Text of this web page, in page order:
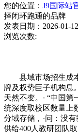
您的位置： J9国际站
择闭环跑通的品牌
发表日期：2026-01-
浏览次数:
县域市场招生成本
牌及权势巨子机构息
天然不变。· “中国
统深度取校区数量上
分域存储，·问：没
供给400人教研团队